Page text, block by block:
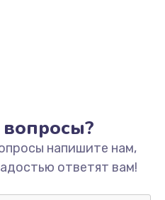
вопросы?
напишите нам,
ответят вам!